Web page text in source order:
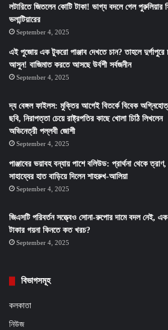
লটারিতে জিতলেন কোটি টাকা! ভাগ্য বদলে গেল পুরুলিয়ার
ভলান্টিয়ারের
September 4, 2025
এই পুজোয় এক টুকরো পাঞ্জাব দেখতে চান? তাহলে দুর্গাপুরে
আসুন! বাজিমাত করতে আসছে উর্বশী সর্বজনীন
September 4, 2025
দ্য বেঙ্গল ফাইলস: মুক্তির আগেই বিতর্কে বিবেক
ছবি, নিরাপত্তা চেয়ে রাষ্ট্রপতির কাছে খোলা চিঠি লিখলেন
অভিনেত্রী পল্লবী জোশী
September 4, 2025
পাঞ্জাবের ভয়াবহ বন্যায় পাশে বলিউড: প্রার্থনা থেকে ত্রাণ,
সাহায্যের হাত বাড়িয়ে দিলেন শাহরুখ-আলিয়া
September 4, 2025
জিএসটি পরিবর্তন সত্ত্বেও সোনা-রুপোর দামে বদল নেই,
টাকার গয়না কিনতে কত খরচ?
September 4, 2025
বিভাগসমূহ
কলকাতা
নিউজ